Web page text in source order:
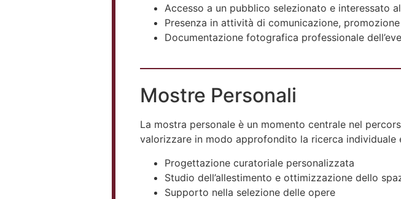
Accesso a un pubblico selezionato e interessato
Presenza in attività di comunicazione,
Documentazione fotografica professionale
Mostre Personali
La mostra personale è un momento centrale nel
valorizzare in modo approfondito la ricerca
Progettazione curatoriale personalizzata
Studio dell’allestimento e ottimizzazione dello
Supporto nella selezione delle opere